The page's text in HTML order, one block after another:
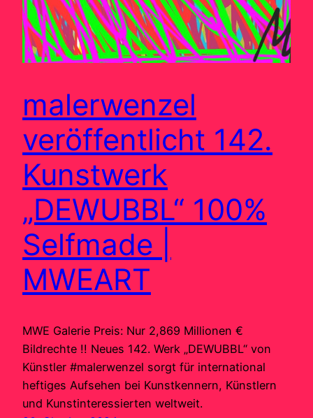
malerwenzel
veröffentlicht 142.
Kunstwerk
„DEWUBBL“ 100%
Selfmade |
MWEART
MWE Galerie Preis: Nur 2,869 Millionen €
Bildrechte !! Neues 142. Werk „DEWUBBL“ von
Künstler #malerwenzel sorgt für international
heftiges Aufsehen bei Kunstkennern, Künstlern
und Kunstinteressierten weltweit.